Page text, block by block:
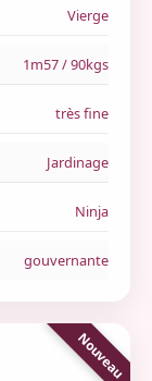
Vierge
1m57 / 90kgs
très fine
Jardinage
Ninja
gouvernante